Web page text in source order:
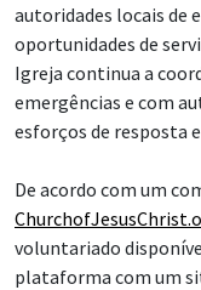
autoridades locais de
oportunidades de
Igreja continua a
emergências e com
esforços de resposta
De acordo com um
voluntariado
plataforma com um